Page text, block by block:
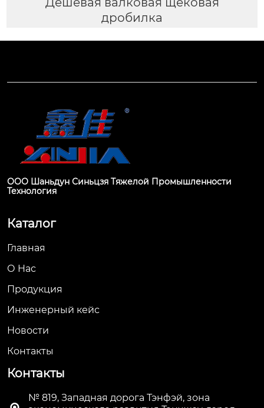
дробилка
ООО Шаньдун Синьцзя Тяжелой Промышленности
Технология
Каталог
Главная
О Hас
Продукция
Инженерный кейс
Новости
Контакты
Контакты
№ 819, Западная дорога Тэнфэй, зона